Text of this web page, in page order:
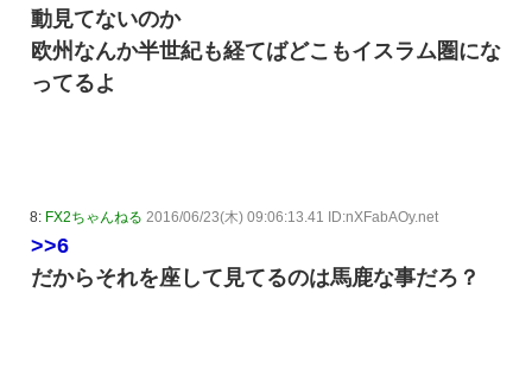
動見てないのか
欧州なんか半世紀も経てばどこもイスラム圏にな
ってるよ
8: FX2ちゃんねる 2016/06/23(木) 09:06:13.41 ID:nXFabAOy.net
>>6
だからそれを座して見てるのは馬鹿な事だろ？